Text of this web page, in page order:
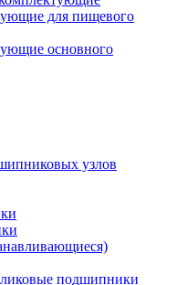
для пищевого
основного
узлов
подшипники